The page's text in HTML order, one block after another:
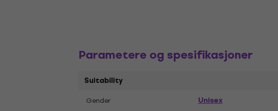
Parametere og spesifikasjoner
Suitability
Gender Unisex